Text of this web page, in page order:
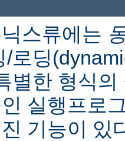
스류에는
/로딩
별한 형식
실행프로
기능이 있